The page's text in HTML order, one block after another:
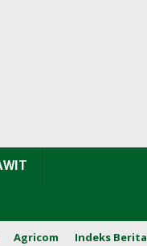
Agricom Indeks Berita